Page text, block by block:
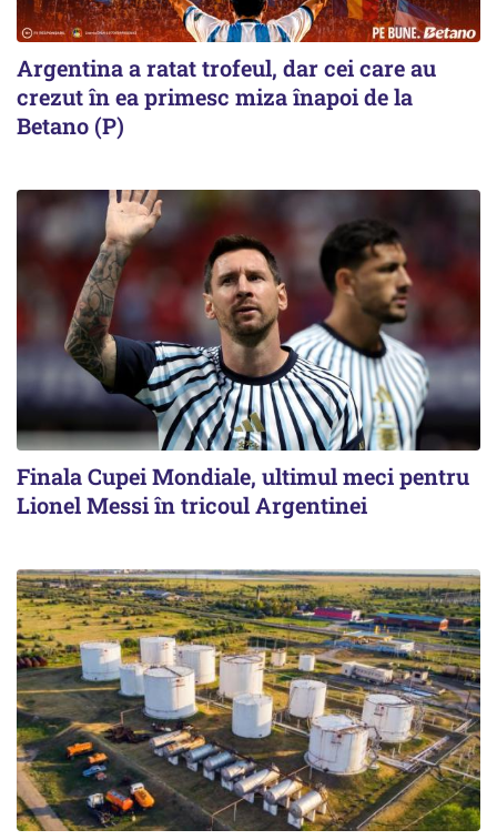
Argentina a ratat trofeul, dar cei care au
crezut în ea primesc miza înapoi de la
Betano (P)
Finala Cupei Mondiale, ultimul meci pentru
Lionel Messi în tricoul Argentinei